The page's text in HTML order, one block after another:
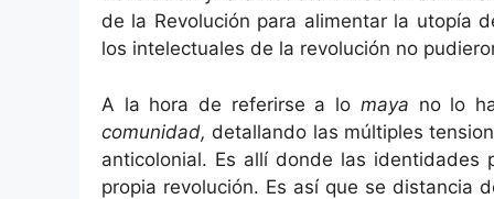
de la Revolución para alimentar la utopía
los intelectuales de la revolución no
A la hora de referirse a lo maya no lo
comunidad, detallando las múltiples
anticolonial. Es allí donde las
propia revolución. Es así que se distancia